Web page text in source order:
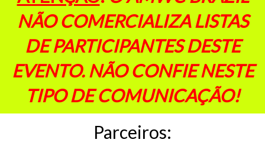
NÃO COMERCIALIZA LISTAS
DE PARTICIPANTES DESTE
EVENTO. NÃO CONFIE NESTE
TIPO DE COMUNICAÇÃO!
Parceiros: